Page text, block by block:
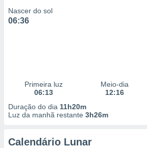
Nascer do sol
06:36
Primeira luz
06:13
Meio-dia
12:16
Duração do dia 11h20m
Luz da manhã restante 3h26m
Calendário Lunar